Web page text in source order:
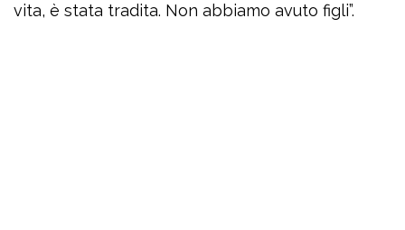
vita, è stata tradita. Non abbiamo avuto figli”.